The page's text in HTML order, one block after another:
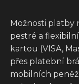
Možnosti platby
pestré a
kartou (VISA,
přes platební
mobilních